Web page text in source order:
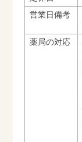
営業日備考
薬局の対応